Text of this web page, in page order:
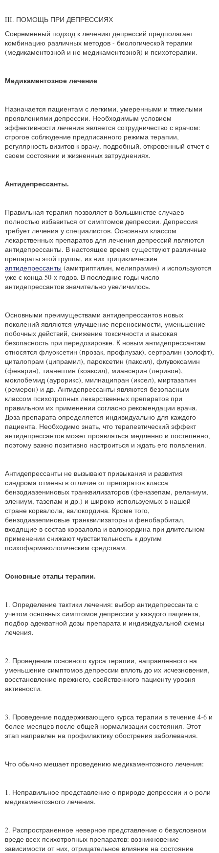
III. ПОМОЩЬ ПРИ ДЕПРЕССИЯХ
Современный подход к лечению депрессий предполагает
комбинацию различных методов - биологической терапии
(медикаментозной и не медикаментозной) и психотерапии.
Медикаментозное лечение
Назначается пациентам с легкими, умеренными и тяжелыми
проявлениями депрессии. Необходимым условием
эффективности лечения является сотрудничество с врачом:
строгое соблюдение предписанного режима терапии,
регулярность визитов к врачу, подробный, откровенный отчет о
своем состоянии и жизненных затруднениях.
Антидепрессанты.
Правильная терапия позволяет в большинстве случаев
полностью избавиться от симптомов депрессии. Депрессия
требует лечения у специалистов. Основным классом
лекарственных препаратов для лечения депрессий являются
антидепрессанты. В настоящее время существуют различные
препараты этой группы, из них трициклические
аптидепрессанты (амитриптилин, мелипрамин) и используются
уже с конца 50-х годов. В последние годы число
антидепрессантов значительно увеличилось.
Основными преимуществами антидепрессантов новых
поколений являются улучшение переносимости, уменьшение
побочных действий, снижение токсичности и высокая
безопасность при передозировке. К новым антидепрессантам
относятся флуоксетин (прозак, профлузак), сертралин (золофт),
циталопрам (ципрамил), пароксетин (паксил), флувоксамин
(феварин), тианептин (коаксил), миансерин (леривон),
моклобемид (аурорикс), милнаципран (иксел), миртазапин
(ремерон) и др. Антидепрессанты являются безопасным
классом психотропных лекарственных препаратов при
правильном их применении согласно рекомендации врача.
Доза препарата определяется индивидуально для каждого
пациента. Необходимо знать, что терапевтический эффект
антидепрессантов может проявляться медленно и постепенно,
поэтому важно позитивно настроиться и ждать его появления.
Антидепрессанты не вызывают привыкания и развития
синдрома отмены в отличие от препаратов класса
бензодиазениновых транквилизаторов (феназепам, реланиум,
элениум, тазепам и др.) и широко используемых в нашей
стране корвалола, валокордина. Кроме того,
бензодиазепиновые транквилизаторы и фенобарбитал,
входящие в состав корвалола и валокордина при длительном
применении снижают чувствительность к другим
психофармакологическим средствам.
Основные этапы терапии.
1. Определение тактики лечения: выбор антидепрессанта с
учетом основных симптомов депрессии у каждого пациента,
подбор адекватной дозы препарата и индивидуальной схемы
лечения.
2. Проведение основного курса терапии, направленного на
уменьшение симптомов депрессии вплоть до их исчезновения,
восстановление прежнего, свойственного пациенту уровня
активности.
3. Проведение поддерживающего курса терапии в течение 4-6 и
более месяцев после общей нормализации состояния. Этот
этап направлен на профилактику обострения заболевания.
Что обычно мешает проведению медикаментозного лечения:
1. Неправильное представление о природе депрессии и о роли
медикаментозного лечения.
2. Распространенное неверное представление о безусловном
вреде всех психотропных препаратов: возникновение
зависимости от них, отрицательное влияние на состояние